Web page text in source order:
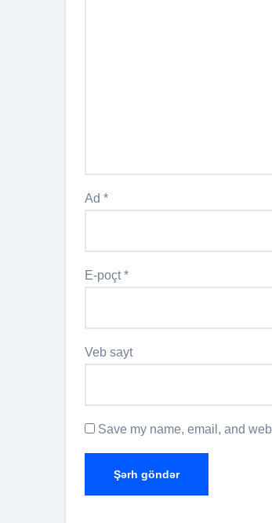
Ad *
E-poçt*
Veb sayt
Save my name, email, and